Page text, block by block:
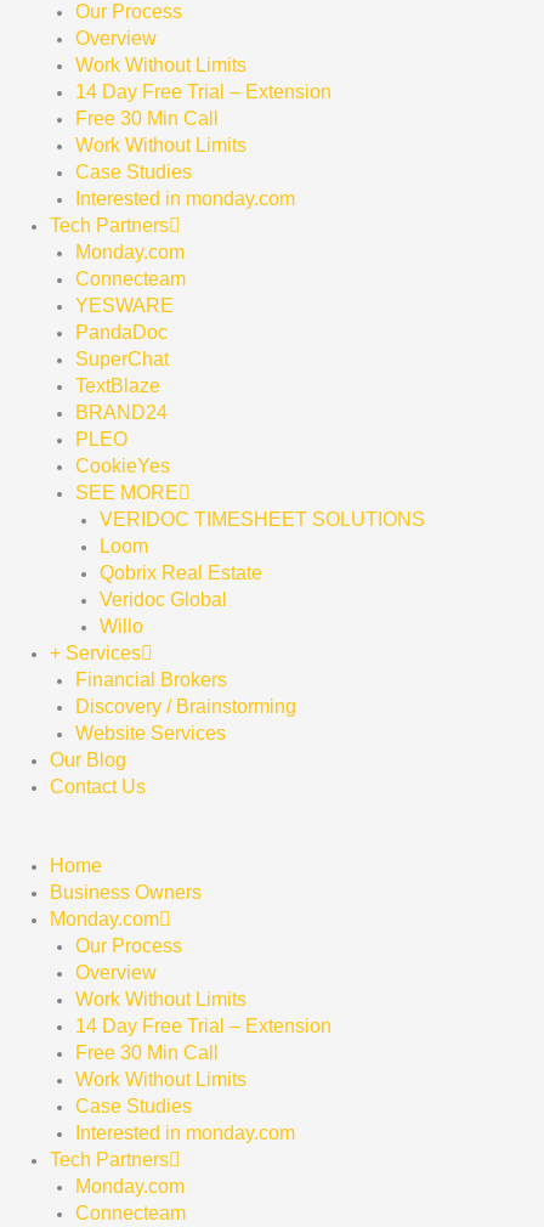
Our Process
Overview
Work Without Limits
14 Day Free Trial – Extension
Free 30 Min Call
Work Without Limits
Case Studies
Interested in monday.com
Tech Partners
Monday.com
Connecteam
YESWARE
PandaDoc
SuperChat
TextBlaze
BRAND24
PLEO
CookieYes
SEE MORE
VERIDOC TIMESHEET SOLUTIONS
Loom
Qobrix Real Estate
Veridoc Global
Willo
+ Services
Financial Brokers
Discovery / Brainstorming
Website Services
Our Blog
Contact Us
Home
Business Owners
Monday.com
Our Process
Overview
Work Without Limits
14 Day Free Trial – Extension
Free 30 Min Call
Work Without Limits
Case Studies
Interested in monday.com
Tech Partners
Monday.com
Connecteam